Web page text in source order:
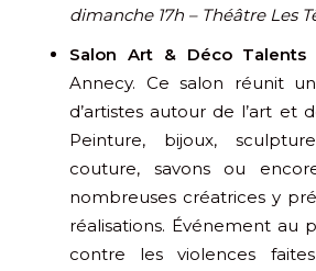
dimanche 17h – Théâtre Les
Salon Art & Déco Talents
Annecy. Ce salon réunit
d’artistes autour de l’art et
Peinture, bijoux,
couture, savons ou
nombreuses créatrices y
réalisations. Événement au
contre les violences